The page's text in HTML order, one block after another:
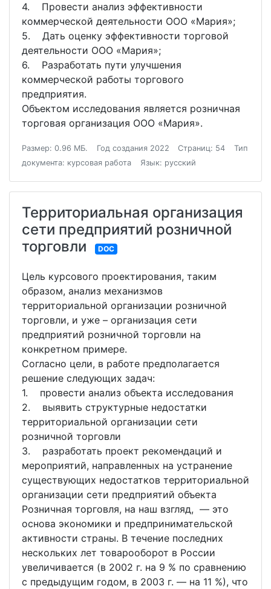
4. Провести анализ эффективности
коммерческой деятельности ООО «Мария»;
5. Дать оценку эффективности торговой
деятельности ООО «Мария»;
6. Разработать пути улучшения
коммерческой работы торгового
предприятия.
Объектом исследования является розничная
торговая организация ООО «Мария».
Размер: 0.96 МБ. Год создания 2022 Страниц: 54
Тип
документа: курсовая работа
Язык: русский
Территориальная организация
сети предприятий розничной
торговли
DOC
Цель курсового проектирования, таким
образом, анализ механизмов
территориальной организации розничной
торговли, и уже – организация сети
предприятий розничной торговли на
конкретном примере.
Согласно цели, в работе предполагается
решение следующих задач:
1. провести анализ объекта исследования
2. выявить структурные недостатки
территориальной организации сети
розничной торговли
3. разработать проект рекомендаций и
мероприятий, направленных на устранение
существующих недостатков территориальной
организации сети предприятий объекта
Розничная торговля, на наш взгляд, — это
основа экономики и предпринимательской
активности страны. В течение последних
нескольких лет товарооборот в России
увеличивается (в 2002 г. на 9 % по сравнению
с предыдущим годом, в 2003 г. — на 11 %), что